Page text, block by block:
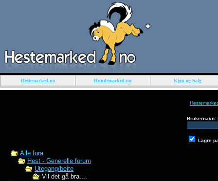
Hestemarked.no Hundemarked.no Kjøp og Salg
Brukernavn:
Lagre
Alle fora
Hest - Generelle forum
Utegang/beite
Vil det gå bra....